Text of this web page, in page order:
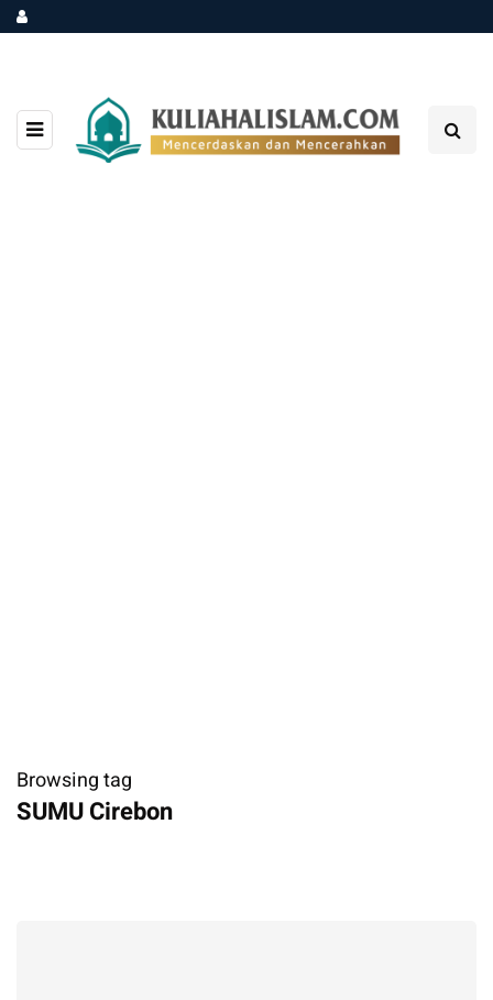
Browsing tag
SUMU Cirebon